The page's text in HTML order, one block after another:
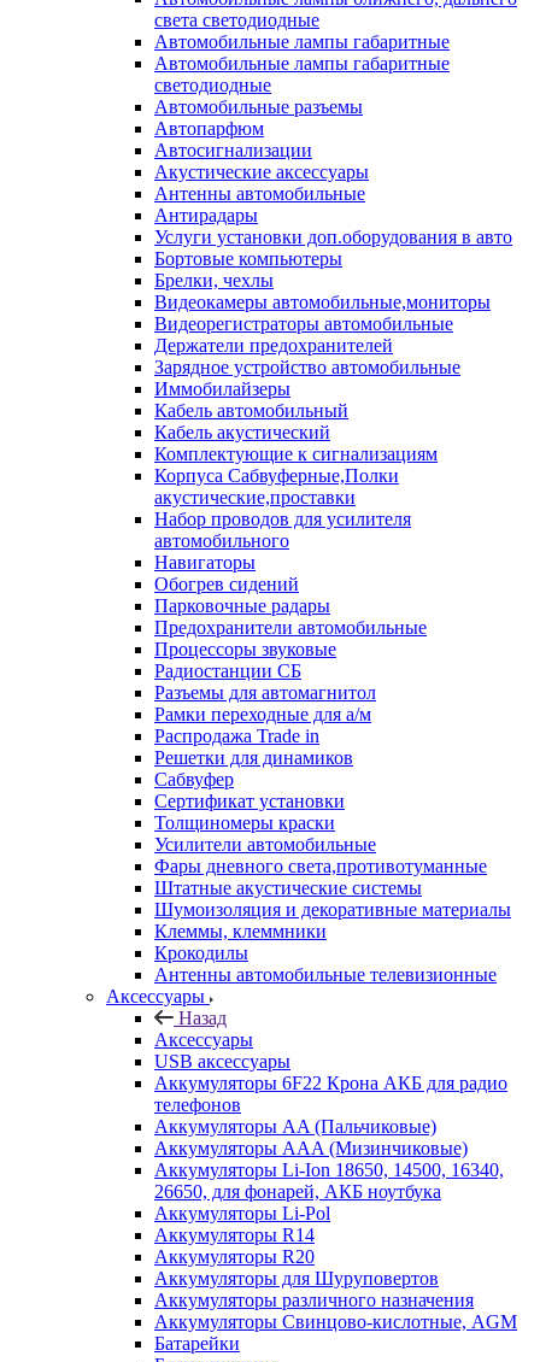
света светодиодные
Автомобильные лампы габаритные
Автомобильные лампы габаритные
светодиодные
Автомобильные разъемы
Автопарфюм
Автосигнализации
Акустические аксессуары
Антенны автомобильные
Антирадары
Услуги установки доп.оборудования в авто
Бортовые компьютеры
Брелки, чехлы
Видеокамеры автомобильные,мониторы
Видеорегистраторы автомобильные
Держатели предохранителей
Зарядное устройство автомобильные
Иммобилайзеры
Кабель автомобильный
Кабель акустический
Комплектующие к сигнализациям
Корпуса Сабвуферные,Полки
акустические,проставки
Набор проводов для усилителя
автомобильного
Навигаторы
Обогрев сидений
Парковочные радары
Предохранители автомобильные
Процессоры звуковые
Радиостанции СБ
Разъемы для автомагнитол
Рамки переходные для а/м
Распродажа Trade in
Решетки для динамиков
Сабвуфер
Сертификат установки
Толщиномеры краски
Усилители автомобильные
Фары дневного света,противотуманные
Штатные акустические системы
Шумоизоляция и декоративные материалы
Клеммы, клеммники
Крокодилы
Антенны автомобильные телевизионные
Аксессуары
Назад
Аксессуары
USB аксессуары
Аккумуляторы 6F22 Крона АКБ для радио
телефонов
Аккумуляторы AA (Пальчиковые)
Аккумуляторы AAA (Мизинчиковые)
Аккумуляторы Li-Ion 18650, 14500, 16340,
26650, для фонарей, АКБ ноутбука
Аккумуляторы Li-Pol
Аккумуляторы R14
Аккумуляторы R20
Аккумуляторы для Шуруповертов
Аккумуляторы различного назначения
Аккумуляторы Свинцово-кислотные, AGM
Батарейки